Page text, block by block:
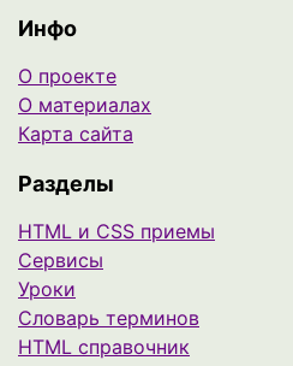
Инфо
О проекте
О материалах
Карта сайта
Разделы
HTML и CSS приемы
Сервисы
Уроки
Cловарь терминов
HTML справочник